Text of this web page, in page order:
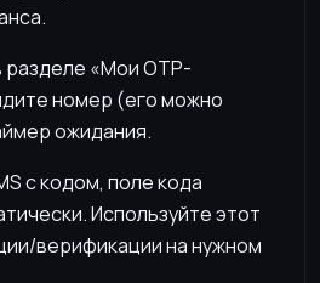
разделе «Мои OTP-
номер (его можно
ожидания.
с кодом, поле кода
Используйте этот
верификации на нужном